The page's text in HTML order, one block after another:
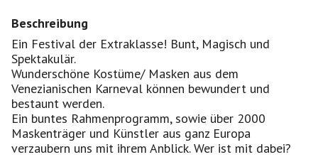
Beschreibung
Ein Festival der Extraklasse! Bunt, Magisch und
Spektakulär.
Wunderschöne Kostüme/ Masken aus dem
Venezianischen Karneval können bewundert und
bestaunt werden.
Ein buntes Rahmenprogramm, sowie über 2000
Maskenträger und Künstler aus ganz Europa
verzaubern uns mit ihrem Anblick. Wer ist mit dabei?